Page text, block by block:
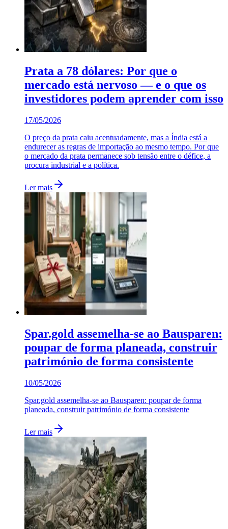
Prata a 78 dólares: Por que o
mercado está nervoso — e o que os
investidores podem aprender com isso
17/05/2026
O preço da prata caiu acentuadamente, mas a Índia está a
endurecer as regras de importação ao mesmo tempo. Por que
o mercado da prata permanece sob tensão entre o défice, a
procura industrial e a política.
Ler mais
Spar.gold assemelha-se ao Bausparen:
poupar de forma planeada, construir
património de forma consistente
10/05/2026
Spar.gold assemelha-se ao Bausparen: poupar de forma
planeada, construir património de forma consistente
Ler mais